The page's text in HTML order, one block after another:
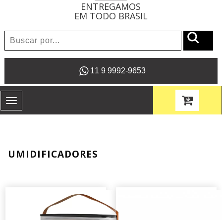
ENTREGAMOS
EM TODO BRASIL
11 9 9992-9653
Toggle
navigation
UMIDIFICADORES